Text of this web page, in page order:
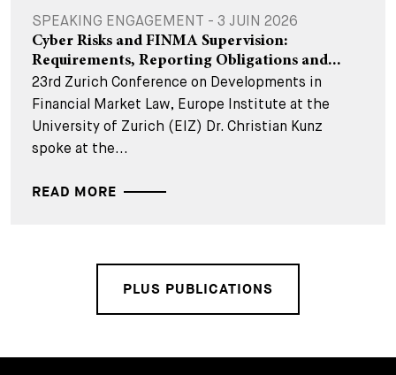
SPEAKING ENGAGEMENT - 3 JUIN 2026
Cyber Risks and FINMA Supervision:
Requirements, Reporting Obligations and...
23rd Zurich Conference on Developments in
Financial Market Law, Europe Institute at the
University of Zurich (EIZ) Dr. Christian Kunz
spoke at the...
READ MORE
PLUS PUBLICATIONS